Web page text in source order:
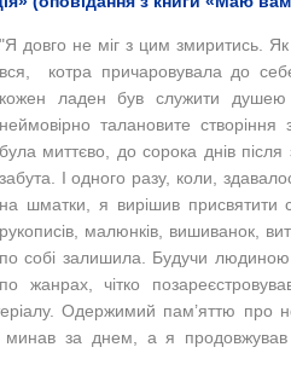
"Я довго не міг з цим змиритись.
вся, котра причаровувала до
кожен ладен був служити
неймовірно талановите
була миттєво, до сорока днів
забута. І одного разу, коли,
на шматки, я вирішив
рукописів, малюнків, вишиванок,
по собі залишила. Будучи людиною
по жанрах, чітко
Одержимий пам’яттю про
за днем, а я продовжував